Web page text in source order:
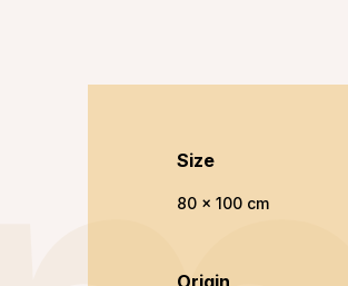
Size
80 x 100 cm
Origin